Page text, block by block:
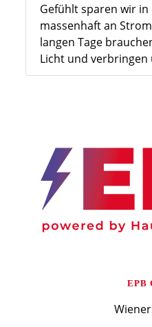
Gefühlt sparen wir
massenhaft an
langen Tage
Licht und
EPB